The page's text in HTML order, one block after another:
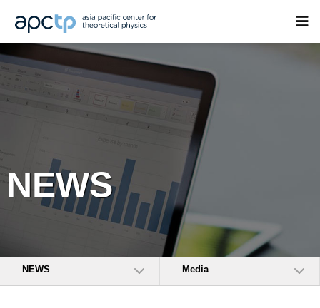
NEWS
NEWS Media